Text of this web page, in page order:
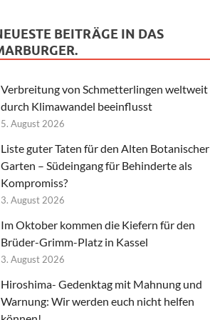
BEITRÄGE IN DAS
Verbreitung von Schmetterlingen weltweit
durch Klimawandel beeinflusst
5. August 2026
Liste guter Taten für den Alten Botanischer
Garten – Südeingang für Behinderte als
Kompromiss?
3. August 2026
Im Oktober kommen die Kiefern für den
Brüder-Grimm-Platz in Kassel
3. August 2026
Hiroshima- Gedenktag mit Mahnung und
Warnung: Wir werden euch nicht helfen